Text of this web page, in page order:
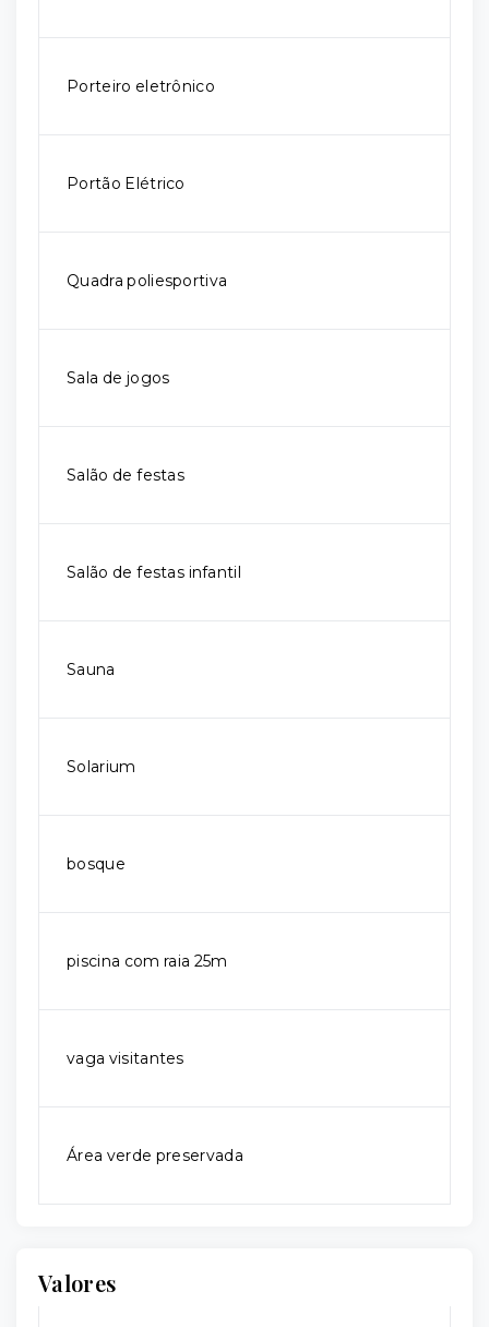
Porteiro eletrônico
Portão Elétrico
Quadra poliesportiva
Sala de jogos
Salão de festas
Salão de festas infantil
Sauna
Solarium
bosque
piscina com raia 25m
vaga visitantes
Área verde preservada
Valores